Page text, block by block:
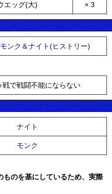
エッグ(大) × 3
ンク＆ナイト(ヒストリー)
戦で戦闘不能にならない
ナイト
モンク
のを基にしているため、実際